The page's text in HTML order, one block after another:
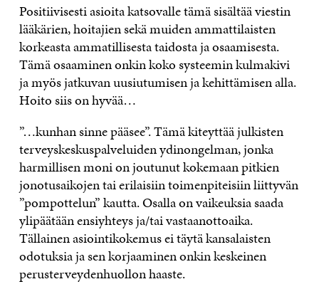
Positiivisesti asioita katsovalle tämä sisältää viestin
lääkärien, hoitajien sekä muiden ammattilaisten
korkeasta ammatillisesta taidosta ja osaamisesta.
Tämä osaaminen onkin koko systeemin kulmakivi
ja myös jatkuvan uusiutumisen ja kehittämisen alla.
Hoito siis on hyvää…
”…kunhan sinne pääsee”. Tämä kiteyttää julkisten
terveyskeskuspalveluiden ydinongelman, jonka
harmillisen moni on joutunut kokemaan pitkien
jonotusaikojen tai erilaisiin toimenpiteisiin liittyvän
”pompottelun” kautta. Osalla on vaikeuksia saada
ylipäätään ensiyhteys ja/tai vastaanottoaika.
Tällainen asiointikokemus ei täytä kansalaisten
odotuksia ja sen korjaaminen onkin keskeinen
perusterveydenhuollon haaste.